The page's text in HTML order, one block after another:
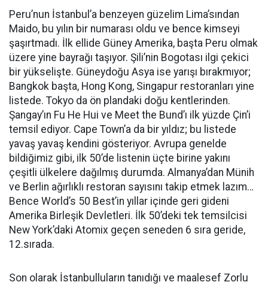
Peru’nun İstanbul’a benzeyen güzelim Lima’sından
Maido, bu yılın bir numarası oldu ve bence kimseyi
şaşırtmadı. İlk ellide Güney Amerika, başta Peru olmak
üzere yine bayrağı taşıyor. Şili’nin Bogotası ilgi çekici
bir yükselişte. Güneydoğu Asya ise yarışı bırakmıyor;
Bangkok başta, Hong Kong, Singapur restoranları yine
listede. Tokyo da ön plandaki doğu kentlerinden.
Şangay’ın Fu He Hui ve Meet the Bund’ı ilk yüzde Çin’i
temsil ediyor. Cape Town’a da bir yıldız; bu listede
yavaş yavaş kendini gösteriyor. Avrupa genelde
bildiğimiz gibi, ilk 50’de listenin üçte birine yakını
çeşitli ülkelere dağılmış durumda. Almanya’dan Münih
ve Berlin ağırlıklı restoran sayısını takip etmek lazım…
Bence World’s 50 Best’in yıllar içinde geri gideni
Amerika Birleşik Devletleri. İlk 50’deki tek temsilcisi
New York’daki Atomix geçen seneden 6 sıra geride,
12.sırada.
Son olarak İstanbulluların tanıdığı ve maalesef Zorlu